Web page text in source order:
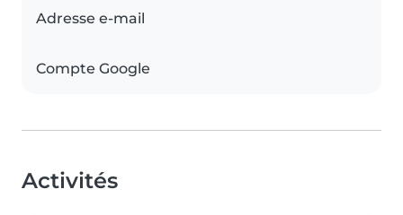
Adresse e-mail
Compte Google
Activités